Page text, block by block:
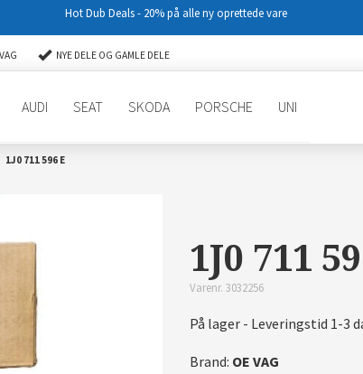
NYE DELE OG GAMLE DELE
AUDI SEAT SKODA PORSCHE UNI
1J0 711 596 E
1J0 711
Varenr. 3032256
På lager - Leveringstid 1-3
Brand: OE VAG
Hot Dub Deals - 20% på alle ny oprettede vare